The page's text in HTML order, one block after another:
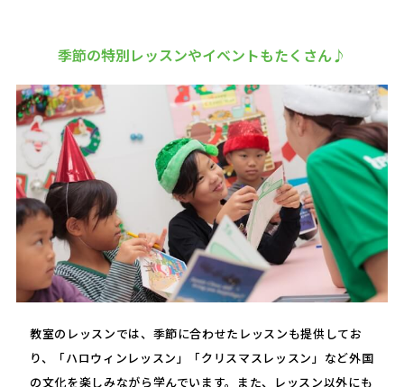
季節の特別レッスンやイベントもたくさん♪
教室のレッスンでは、季節に合わせたレッスンも提供してお
り、「ハロウィンレッスン」「クリスマスレッスン」など外国
の文化を楽しみながら学んでいます。また、レッスン以外にも